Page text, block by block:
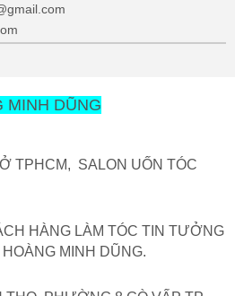
MINH DŨNG
TPHCM, SALON UỐN TÓC
HÀNG LÀM TÓC TIN TƯỞNG
MINH DŨNG.